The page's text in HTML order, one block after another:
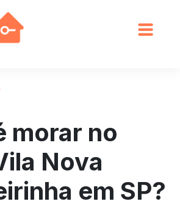
morar no
Nova
em SP?